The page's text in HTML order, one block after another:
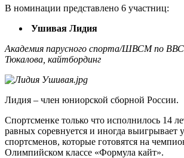
В номинации представлено 6 участниц:
Ушивая Лидия
Академия парусного спорта/ШВСМ по
Тюкалова, кайтбординг
Лидия – член юниорской сборной России.
Спортсменке только что исполнилось 14
равных соревнуется и иногда выигрывает
спортсменов, которые готовятся на
Олимпийском классе «Формула кайт».